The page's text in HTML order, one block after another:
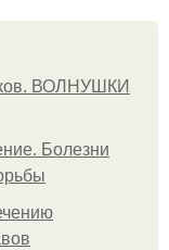
ВОЛНУШКИ
Болезни